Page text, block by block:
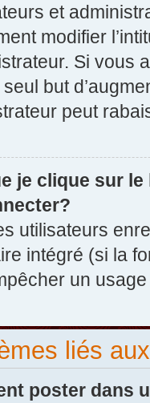
et
modifier
Si vous
but
peut
je clique sur
utilisateurs
intégré (si la
un
liés
poster dans